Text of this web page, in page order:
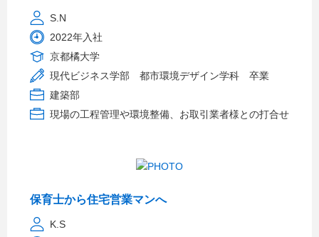
S.N
2022年入社
京都橘大学
現代ビジネス学部 都市環境デザイン学科 卒業
建築部
現場の工程管理や環境整備、お取引業者様との打合せ
保育士から住宅営業マンへ
K.S